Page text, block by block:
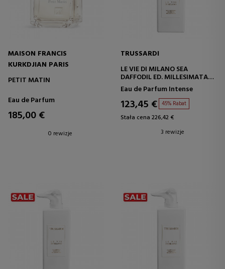
MAISON FRANCIS
KURKDJIAN PARIS
PETIT MATIN
Eau de Parfum
185,00 €
0 rewizje
TRUSSARDI
LE VIE DI MILANO SEA
DAFFODIL ED. MILLESIMATA
EAU DE PARFUM INTENSE
Eau de Parfum Intense
123,45 € 45% Rabat
Stała cena 226,42 €
3 rewizje